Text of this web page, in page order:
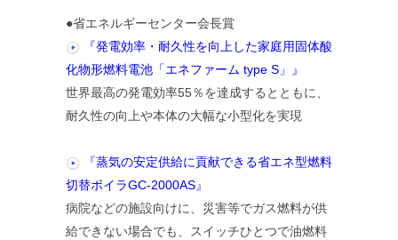
●省エネルギーセンター会長賞
『発電効率・耐久性を向上した家庭用固体酸
化物形燃料電池「エネファーム type S」』
世界最高の発電効率55％を達成するとともに、
耐久性の向上や本体の大幅な小型化を実現
『蒸気の安定供給に貢献できる省エネ型燃料
切替ボイラGC-2000AS』
病院などの施設向けに、災害等でガス燃料が供
給できない場合でも、スイッチひとつで油燃料